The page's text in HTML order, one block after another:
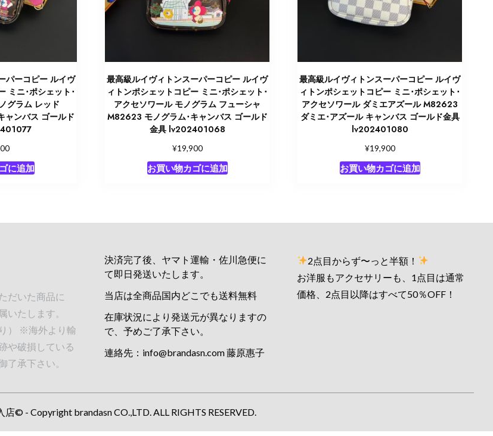
パーコピー ルイヴ
ミニ･ポシェット･
グラム レッド
ンバス ゴールド
に追加
最高級ルイヴィトンスーパーコピー ルイヴ
ィトンポシェットコピー ミニ･ポシェット･
アクセソワール モノグラム フューシャ
M82623 モノグラム･キャンバス ゴールド
金具 lv202401068
¥19,900
お買い物カゴに追加
最高級ルイヴィトンスーパーコピー ルイヴ
ィトンポシェットコピー ミニ･ポシェット･
アクセソワール ダミエアズール M82623
ダミエ･アズール キャンバス ゴールド金具
lv202401080
¥19,900
お買い物カゴに追加
だいた商品に
いたします。
） ※海外より輸
や破損している
了承下さい。
決済完了後、ヤマト運輸・佐川急便に
て即日発送いたします。
当店は全商品国内どこでも送料無料
在庫状況により発送元が異なりますの
で、予めご了承下さい。
連絡先： info@brandasn.com藤原惠子
2点目からず〜っと半額！
お洋服もアクセサリーも、1点目は通常
価格、2点目以降はすべて50％OFF！
© - Copyright brandasn CO.,LTD. ALL RIGHTS RESERVED.